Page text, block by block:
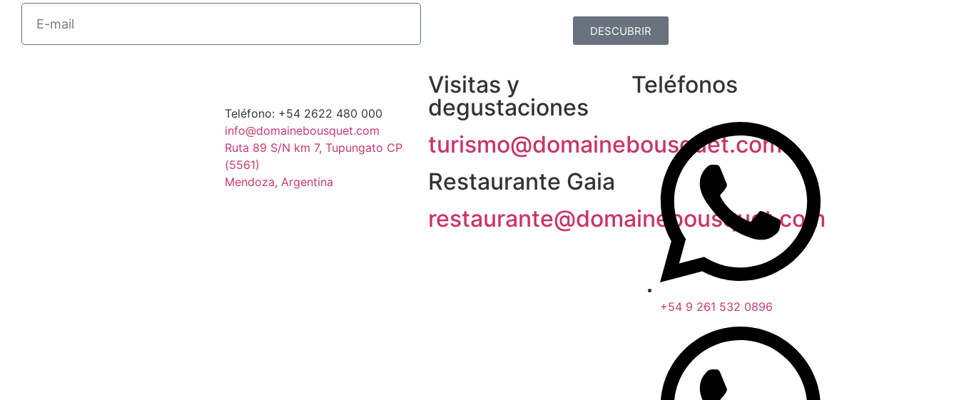
DESCUBRIR
Teléfono: +54 2622 480 000
info@domainebousquet.com
Ruta 89 S/N km 7, Tupungato CP
(5561)
Mendoza, Argentina
Visitas y
degustaciones
turismo@domainebousquet.com
Restaurante Gaia
restaurante@domainebousquet.com
Teléfonos
+54 9 261 532 0896